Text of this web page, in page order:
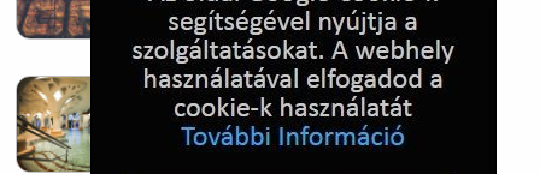
Hagymatikum | Makó fürdő
2022. Nov. 01.